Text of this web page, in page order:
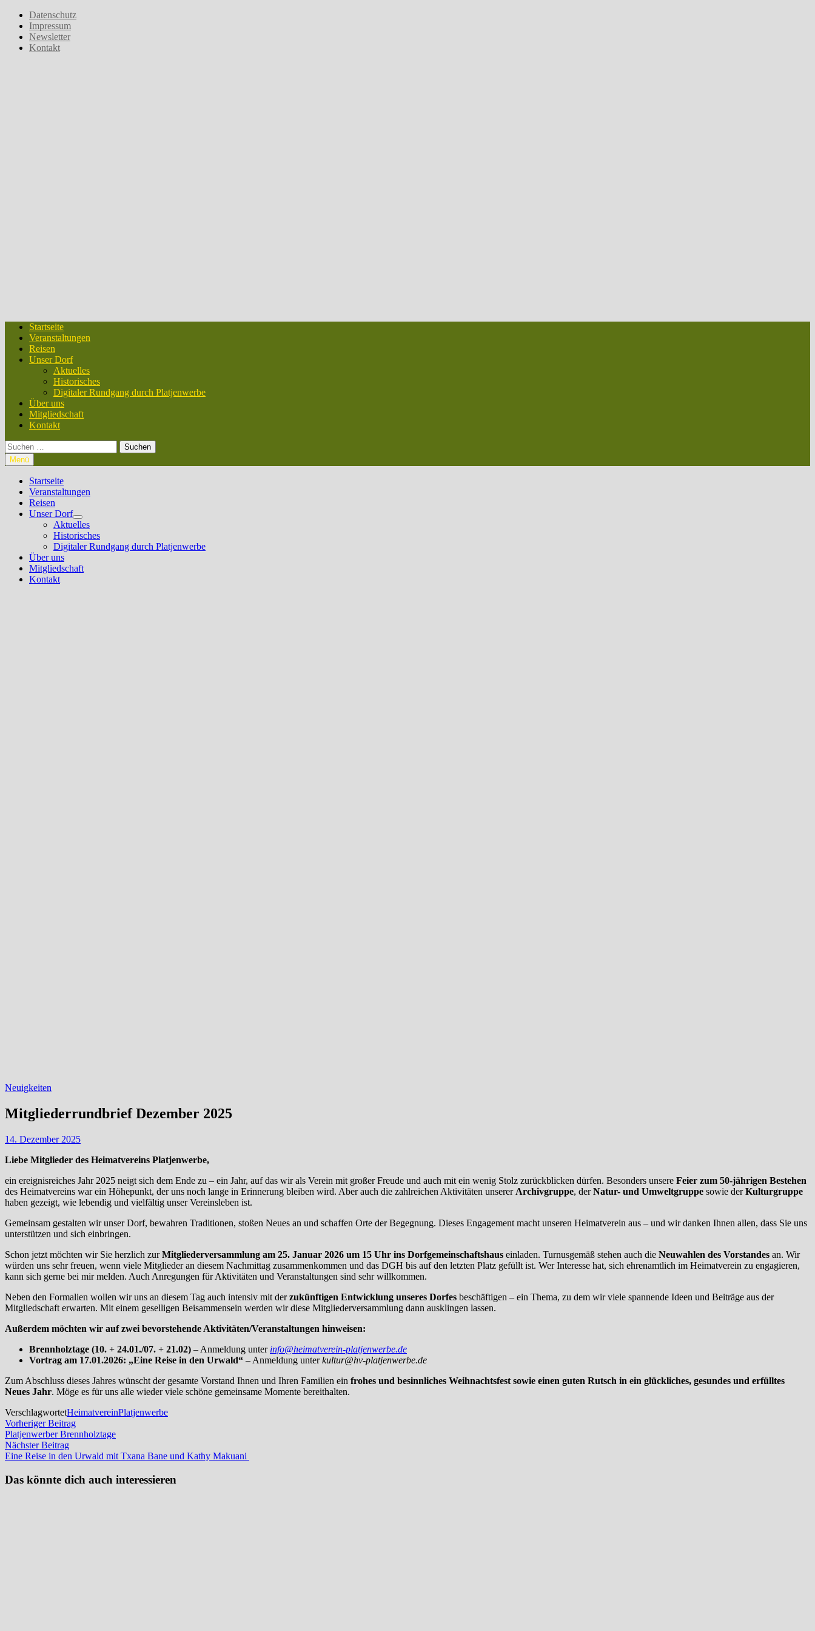
Zum
Inhalt
springen
Datenschutz
Impressum
Newsletter
Kontakt
Startseite
Veranstaltungen
Reisen
Unser Dorf
Aktuelles
Historisches
Digitaler Rundgang durch Platjenwerbe
Über uns
Mitgliedschaft
Kontakt
Suchen
nach:
Menü
Startseite
Veranstaltungen
Reisen
Unser Dorf
Untermenü
anzeigen
Aktuelles
Historisches
Digitaler Rundgang durch Platjenwerbe
Über uns
Mitgliedschaft
Kontakt
Neuigkeiten
Mitgliederrundbrief Dezember 2025
14. Dezember 2025
Liebe Mitglieder des Heimatvereins Platjenwerbe,
ein ereignisreiches Jahr 2025 neigt sich dem Ende zu – ein Jahr, auf das wir als Verein mit großer Freude und auch mit ein wenig Stolz zurückblicken dürfen. Besonders unsere Feier zum 50-jährigen Bestehen
des Heimatvereins war ein Höhepunkt, der uns noch lange in Erinnerung bleiben wird. Aber auch die zahlreichen Aktivitäten unserer Archivgruppe, derNatur- und Umweltgruppe sowie derKulturgruppe
haben gezeigt, wie lebendig und vielfältig unser Vereinsleben ist.
Gemeinsam gestalten wir unser Dorf, bewahren Traditionen, stoßen Neues an und schaffen Orte der Begegnung. Dieses Engagement macht unseren Heimatverein aus – und wir danken Ihnen allen, dass Sie uns
unterstützen und sich einbringen.
Schon jetzt möchten wir Sie herzlich zurMitgliederversammlung am 25. Januar 2026 um 15 Uhr ins Dorfgemeinschaftshaus einladen. Turnusgemäß stehen auch die Neuwahlen des Vorstandes an. Wir
würden uns sehr freuen, wenn viele Mitglieder an diesem Nachmittag zusammenkommen und das DGH bis auf den letzten Platz gefüllt ist. Wer Interesse hat, sich ehrenamtlich im Heimatverein zu engagieren,
kann sich gerne bei mir melden. Auch Anregungen für Aktivitäten und Veranstaltungen sind sehr willkommen.
Neben den Formalien wollen wir uns an diesem Tag auch intensiv mit derzukünftigen Entwicklung unseres Dorfes beschäftigen – ein Thema, zu dem wir viele spannende Ideen und Beiträge aus der
Mitgliedschaft erwarten. Mit einem geselligen Beisammensein werden wir diese Mitgliederversammlung dann ausklingen lassen.
Außerdem möchten wir auf zwei bevorstehende Aktivitäten/Veranstaltungen hinweisen:
Brennholztage (10. + 24.01./07. + 21.02) – Anmeldung unter info@heimatverein-platjenwerbe.de
Vortrag am 17.01.2026: „Eine Reise in den Urwald“ – Anmeldung unterkultur@hv-platjenwerbe.de
Zum Abschluss dieses Jahres wünscht der gesamte Vorstand Ihnen und Ihren Familien ein frohes und besinnliches Weihnachtsfest sowie einen guten Rutsch in ein glückliches, gesundes und erfülltes
Neues Jahr. Möge es für uns alle wieder viele schöne gemeinsame Momente bereithalten.
VerschlagwortetHeimatvereinPlatjenwerbe
Beitragsnavigation
Vorheriger BeitragVorheriger
Beitrag:
Platjenwerber Brennholztage
Nächster BeitragNächster
Beitrag:
Eine Reise in den Urwald mit Txana Bane und Kathy Makuani
Das könnte dich auch interessieren